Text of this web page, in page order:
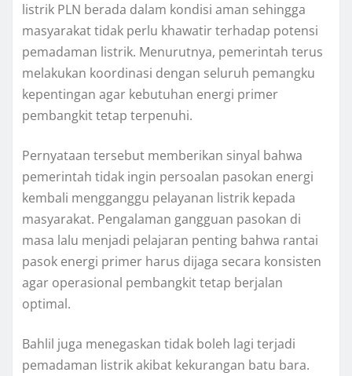
listrik PLN berada dalam kondisi aman sehingga
masyarakat tidak perlu khawatir terhadap potensi
pemadaman listrik. Menurutnya, pemerintah terus
melakukan koordinasi dengan seluruh pemangku
kepentingan agar kebutuhan energi primer
pembangkit tetap terpenuhi.
Pernyataan tersebut memberikan sinyal bahwa
pemerintah tidak ingin persoalan pasokan energi
kembali mengganggu pelayanan listrik kepada
masyarakat. Pengalaman gangguan pasokan di
masa lalu menjadi pelajaran penting bahwa rantai
pasok energi primer harus dijaga secara konsisten
agar operasional pembangkit tetap berjalan
optimal.
Bahlil juga menegaskan tidak boleh lagi terjadi
pemadaman listrik akibat kekurangan batu bara.